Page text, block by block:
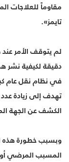
مقاوماً للعلاجات
تايمز».
لم يتوقف الأمر عند
دقيقة لكيفية نشر
في نظام نقل عام
تهدف إلى زيادة
الكشف عن الجهة
وبسبب خطورة هذه
المسبب المرضي